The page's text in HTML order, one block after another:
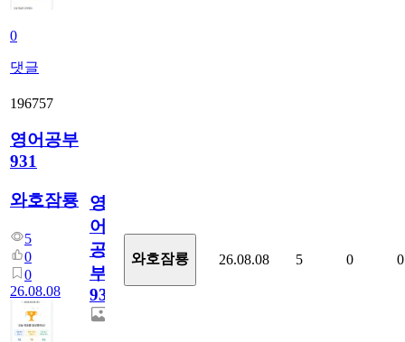
0
댓글
196757
영어공부
931
와호잠룡
5
0
0
26.08.08
영
어
공
부
931
와호잠룡 26.08.08 5 0 0